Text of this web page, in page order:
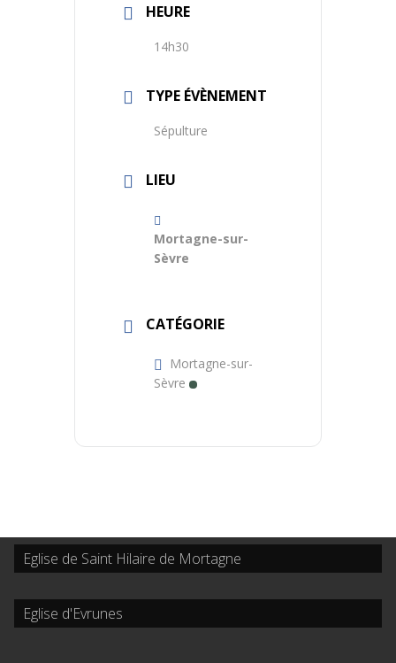
HEURE
14h30
TYPE ÉVÈNEMENT
Sépulture
LIEU
Mortagne-sur-
Sèvre
CATÉGORIE
Mortagne-sur-
Sèvre
Eglise de Saint Hilaire de Mortagne
Eglise d'Evrunes